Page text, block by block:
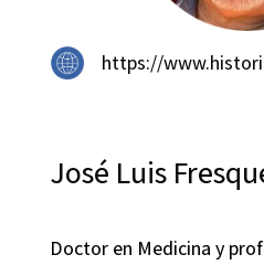
https://
José Luis
Doctor en Medicina y